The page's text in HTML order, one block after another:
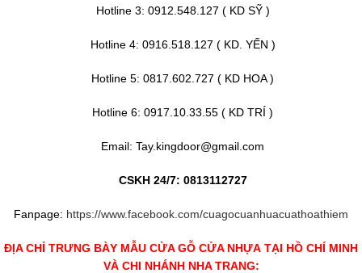
Hotline 3: 0912.548.127 ( KD SỸ )
Hotline 4: 0916.518.127 ( KD. YẾN )
Hotline 5: 0817.602.727 ( KD HOA )
Hotline 6: 0917.10.33.55 ( KD TRÍ )
Email: Tay.kingdoor@gmail.com
CSKH 24/7: 0813112727
Fanpage: https://www.facebook.com/cuagocuanhuacuathoathiem
ĐỊA CHỈ TRƯNG BÀY MẪU CỬA GỖ CỬA NHỰA TẠI HỒ CHÍ MINH
VÀ CHI NHÁNH NHA TRANG: